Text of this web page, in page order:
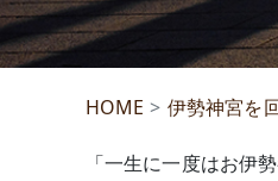
HOME 伊勢神宮を
「一生に一度はお伊